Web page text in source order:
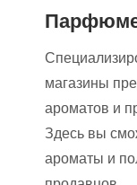
магазины
ароматов и
Здесь вы
ароматы и